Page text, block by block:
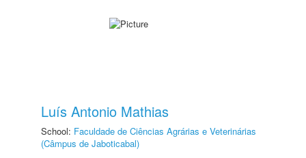
Luís Antonio Mathias
School: Faculdade de Ciências Agrárias e Veterinárias
(Câmpus de Jaboticabal)